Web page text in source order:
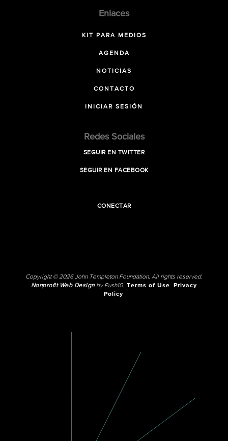
Enlaces
KIT PARA MEDIOS
AGENDA
NOTICIAS
CONTACTO
INICIAR SESIÓN
Redes Sociales
SEGUIR EN TWITTER
SEGUIR EN FACEBOOK
CONECTAR
Copyright © 2026 John Templeton Foundation. All rights reserved.
Nonprofit Web Designby Push10. Terms of Use
Privacy
Policy